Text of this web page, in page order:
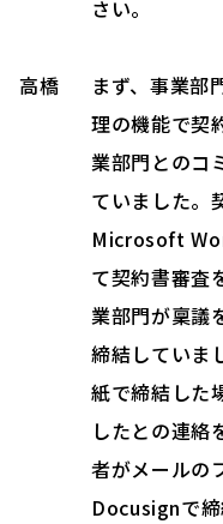
さい。
高橋
まず、事業部
理の機能で契
業部門とのコ
ていました。
Microsoft
て契約書審査
業部門が稟議
締結していま
紙で締結した
したとの連絡
者がメールの
Docusignで